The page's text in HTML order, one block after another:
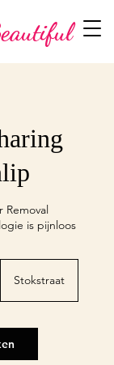
Removal
is pijnloos
Stokstraat